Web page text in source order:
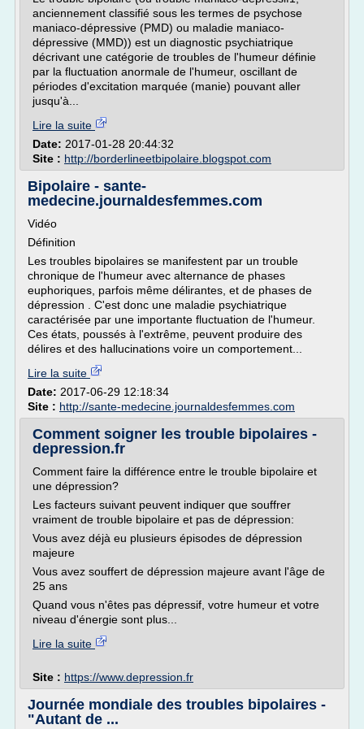
anciennement classifié sous les termes de psychose
maniaco-dépressive (PMD) ou maladie maniaco-
dépressive (MMD)) est un diagnostic psychiatrique
décrivant une catégorie de troubles de l'humeur définie
par la fluctuation anormale de l'humeur, oscillant de
périodes d'excitation marquée (manie) pouvant aller
jusqu'à...
Lire la suite
Date: 2017-01-28 20:44:32
Site : http://borderlineetbipolaire.blogspot.com
Bipolaire - sante-
medecine.journaldesfemmes.com
Vidéo
Définition
Les troubles bipolaires se manifestent par un trouble
chronique de l'humeur avec alternance de phases
euphoriques, parfois même délirantes, et de phases de
dépression . C'est donc une maladie psychiatrique
caractérisée par une importante fluctuation de l'humeur.
Ces états, poussés à l'extrême, peuvent produire des
délires et des hallucinations voire un comportement...
Lire la suite
Date: 2017-06-29 12:18:34
Site : http://sante-medecine.journaldesfemmes.com
Comment soigner les trouble bipolaires -
depression.fr
Comment faire la différence entre le trouble bipolaire et
une dépression?
Les facteurs suivant peuvent indiquer que souffrer
vraiment de trouble bipolaire et pas de dépression:
Vous avez déjà eu plusieurs épisodes de dépression
majeure
Vous avez souffert de dépression majeure avant l'âge de
25 ans
Quand vous n'êtes pas dépressif, votre humeur et votre
niveau d'énergie sont plus...
Lire la suite
Site : https://www.depression.fr
Journée mondiale des troubles bipolaires -
"Autant de ...